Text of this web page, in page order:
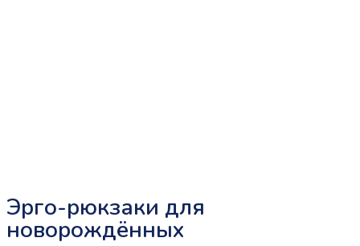
Эрго-рюкзаки для
новорождённых